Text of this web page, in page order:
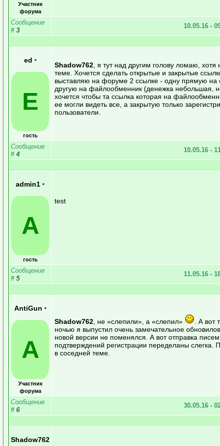
Участник
форума
Сообщение
# 3
10.05.16 -
ed •
E
гость
Shadow762 , я тут над другим голову ломаю,
теме. Хочется сделать открытые и закрытые
выставляю на форуме 2 ссылке - одну прямую на
другую на файлообменник (денежка небольшая,
хочется чтобы та ссылка которая на
ее могли видеть все, а закрытую только
пользователи.
Сообщение
# 4
10.05.16 -
admin1 •
A
гость
test
Сообщение
# 5
11.05.16 -
AntiGun •
A
Участник
форума
Shadow762 , не «слепили», а «слепил»
. А вот
ночью я выпустил очень замечательное
новой версии не поменялся. А вот отправка
подтверждений регистрации переделаны слегка.
в соседней теме.
Сообщение
# 6
30.05.16 -
Shadow762